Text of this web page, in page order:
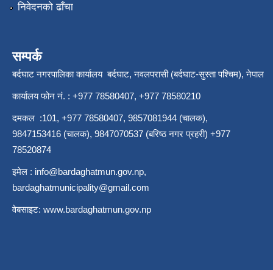
निवेदनको ढाँचा
सम्पर्क
बर्दघाट नगरपालिका कार्यालय बर्दघाट, नवलपरासी (बर्दघाट-सुस्ता पश्चिम), नेपाल
कार्यालय फोन नं. : +977 78580407, +977 78580210
दमकल :101, +977 78580407, 9857081944 (चालक),
9847153416 (चालक), 9847070537 (बरिष्ठ नगर प्रहरी) +977
78520874
इमेल : info@bardaghatmun.gov.np,
bardaghatmunicipality@gmail.com
वेबसाइट: www.bardaghatmun.gov.np